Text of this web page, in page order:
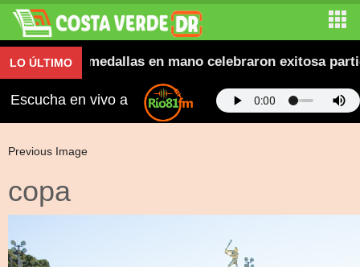
LO ÚLTIMO
y con medallas en mano celebraron exitosa
Escucha en vivo a
Previous Image
copa